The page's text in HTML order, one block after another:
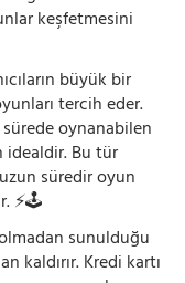
keşfetmesini
büyük bir
tercih eder.
oynanabilen
idealdir. Bu tür
süredir oyun
⚡🕹️
sunulduğu
kaldırır. Kredi kartı